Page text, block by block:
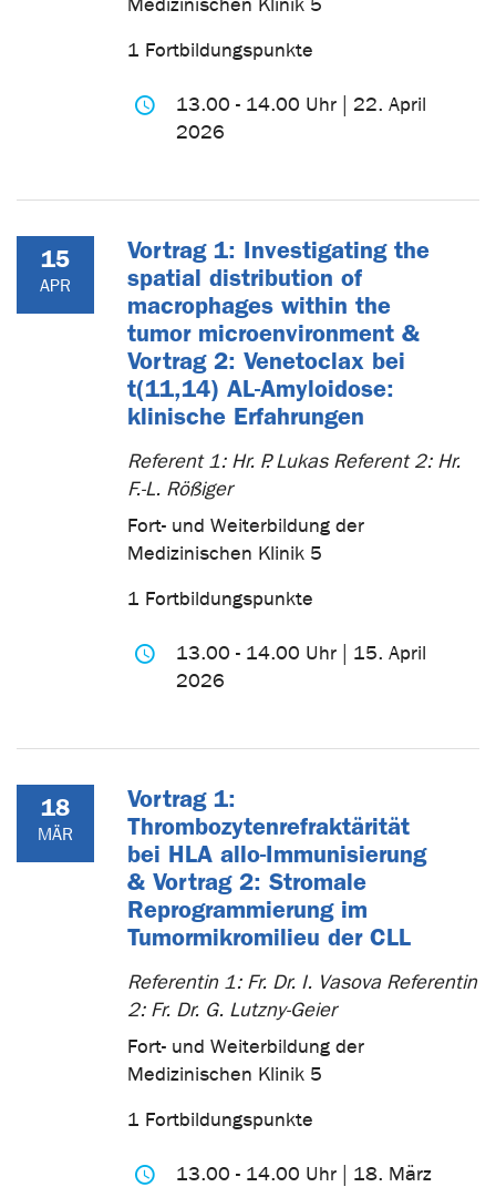
Medizinischen Klinik 5
1 Fortbildungspunkte
13.00 - 14.00 Uhr | 22. April
2026
15
APR
Vortrag 1: Investigating the
spatial distribution of
macrophages within the
tumor microenvironment &
Vortrag 2: Venetoclax bei
t(11,14) AL-Amyloidose:
klinische Erfahrungen
Referent 1: Hr. P. Lukas Referent 2: Hr.
F.-L. Rößiger
Fort- und Weiterbildung der
Medizinischen Klinik 5
1 Fortbildungspunkte
13.00 - 14.00 Uhr | 15. April
2026
18
MÄR
Vortrag 1:
Thrombozytenrefraktärität
bei HLA allo-Immunisierung
& Vortrag 2: Stromale
Reprogrammierung im
Tumormikromilieu der CLL
Referentin 1: Fr. Dr. I. Vasova Referentin
2: Fr. Dr. G. Lutzny-Geier
Fort- und Weiterbildung der
Medizinischen Klinik 5
1 Fortbildungspunkte
13.00 - 14.00 Uhr | 18. März